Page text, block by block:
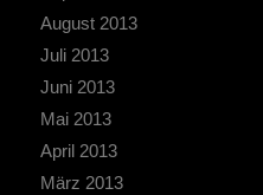
August 2013
Juli 2013
Juni 2013
Mai 2013
April 2013
März 2013